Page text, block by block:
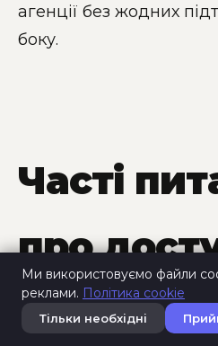
агенції без жодних
боку.
Часті
про
Meta Ads
Ми використовуємо файли
реклами. Політика cookie
Тільки необхідні